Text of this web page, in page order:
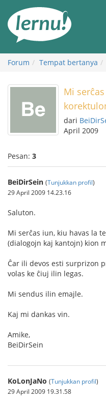
daftar
Forum Tempat bertanya
Mi serĉas
dari
April 2009
Pesan: 3
BeiDirSein (Tunjukkan profil)
29 April 2009 14.23.16
Saluton.
Mi serĉas iun, kiu havas la
(dialogojn kaj kantojn) kion
Ĉar ili devos esti surprizon
volas ke ĉiuj ilin legas.
Mi sendus ilin emajle.
Kaj mi dankas vin.
Amike,
BeiDirSein
KoLonJaNo (Tunjukkan profil)
29 April 2009 19.31.58